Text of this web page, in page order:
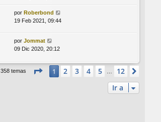
por Roberbond
19 Feb 2021, 09:44
por Jommat
09 Dic 2020, 20:12
358 temas Página de 12
1 2 3 4 5 12
Ir a